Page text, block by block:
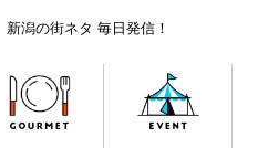
新潟の街ネタ 毎日発信！